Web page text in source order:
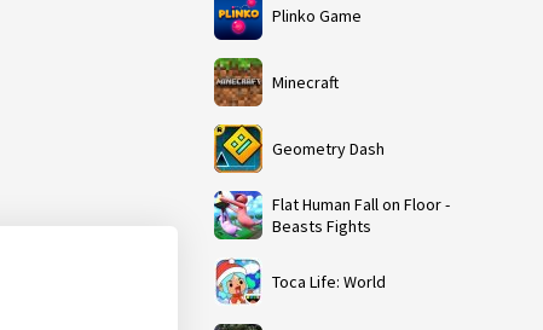
Plinko Game
Minecraft
Geometry Dash
Flat Human Fall on Floor -
Beasts Fights
Toca Life: World